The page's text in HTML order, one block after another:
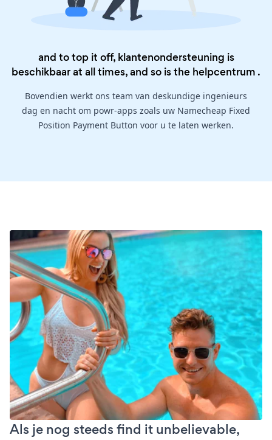
and to top it off, klantenondersteuning is
beschikbaar at all times, and so is the helpcentrum .
Bovendien werkt ons team van deskundige ingenieurs
dag en nacht om powr-apps zoals uw Namecheap Fixed
Position Payment Button voor u te laten werken.
Als je nog steeds find it unbelievable,